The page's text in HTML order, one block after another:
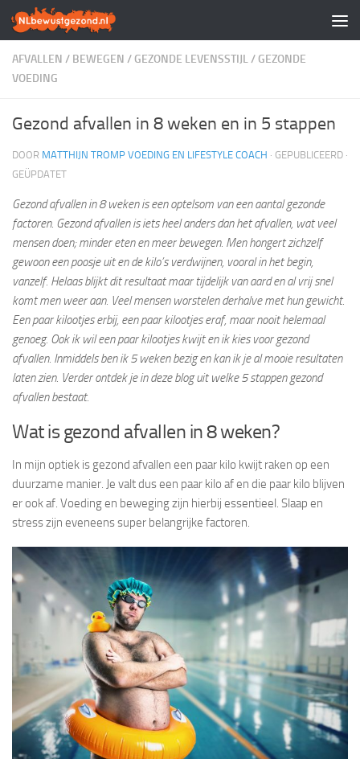
Doorgaan naar inhoud
AFVALLEN / BEWEGEN / GEZONDE LEVENSSTIJL/ GEZONDE
VOEDING
Gezond afvallen in 8 weken en in 5 stappen
DOOR MATTHIJN TROMP VOEDING EN LIFESTYLE COACH · GEPUBLICEERD ·
GEÜPDATET
Gezond afvallen in 8 weken is een optelsom van een aantal gezonde
factoren. Gezond afvallen is iets heel anders dan het afvallen, wat veel
mensen doen; minder eten en meer bewegen. Men hongert zichzelf
gewoon een poosje uit en de kilo’s verdwijnen, vooral in het begin,
vanzelf. Helaas blijkt dit resultaat maar tijdelijk van aard en al vrij snel
komt men weer aan. Veel mensen worstelen derhalve met hun gewicht.
Een paar kilootjes erbij, een paar kilootjes eraf, maar nooit helemaal
genoeg. Ook ik wil een paar kilootjes kwijt en ik kies voor gezond
afvallen. Inmiddels ben ik 5 weken bezig en kan ik je al mooie resultaten
laten zien. Verder ontdek je in deze blog uit welke 5 stappen gezond
afvallen bestaat.
Wat is gezond afvallen in 8 weken?
In mijn optiek is gezond afvallen een paar kilo kwijt raken op een
duurzame manier. Je valt dus een paar kilo af en die paar kilo blijven
er ook af. Voeding en beweging zijn hierbij essentieel. Slaap en
stress zijn eveneens super belangrijke factoren.